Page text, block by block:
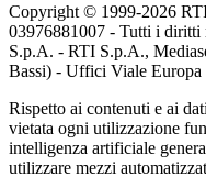
Copyright © 1999-2026
03976881007 - Tutti i diritti
S.p.A. - RTI S.p.A.,
Bassi) - Uffici Viale
Rispetto ai contenuti e ai
vietata ogni utilizzazione
intelligenza artificiale
utilizzare mezzi